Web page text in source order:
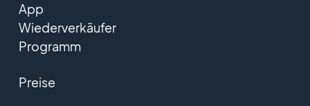
App
Wiederverkäufer
Programm
Preise